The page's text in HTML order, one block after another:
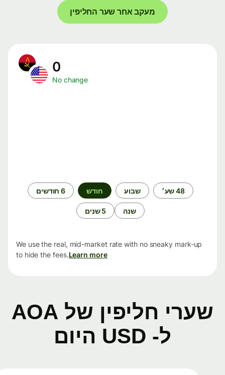
מעקב אחר שער החליפין
No change
48 שע׳ שבוע חודש 6 חודשים
שנה 5 שנים
We use the real, mid-market rate with no sneaky mark-up
to hide the fees.Learn more
שערי חליפין של AOA
ל- USD היום